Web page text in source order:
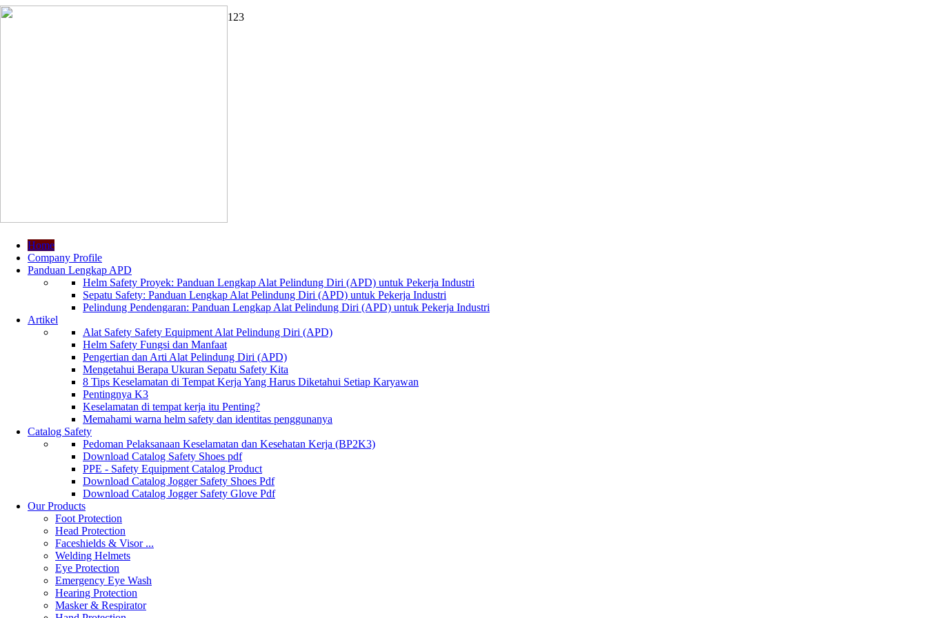
1 23
Home
Company Profile
Panduan Lengkap APD
Helm Safety Proyek: Panduan Lengkap Alat Pelindung Diri (APD) untuk Pekerja Industri
Sepatu Safety: Panduan Lengkap Alat Pelindung Diri (APD) untuk Pekerja Industri
Pelindung Pendengaran: Panduan Lengkap Alat Pelindung Diri (APD) untuk Pekerja Industri
Artikel
Alat Safety Safety Equipment Alat Pelindung Diri (APD)
Helm Safety Fungsi dan Manfaat
Pengertian dan Arti Alat Pelindung Diri (APD)
Mengetahui Berapa Ukuran Sepatu Safety Kita
8 Tips Keselamatan di Tempat Kerja Yang Harus Diketahui Setiap Karyawan
Pentingnya K3
Keselamatan di tempat kerja itu Penting?
Memahami warna helm safety dan identitas penggunanya
Catalog Safety
Pedoman Pelaksanaan Keselamatan dan Kesehatan Kerja (BP2K3)
Download Catalog Safety Shoes pdf
PPE - Safety Equipment Catalog Product
Download Catalog Jogger Safety Shoes Pdf
Download Catalog Jogger Safety Glove Pdf
Our Products
Foot Protection
Head Protection
Faceshields & Visor ...
Welding Helmets
Eye Protection
Emergency Eye Wash
Hearing Protection
Masker & Respirator